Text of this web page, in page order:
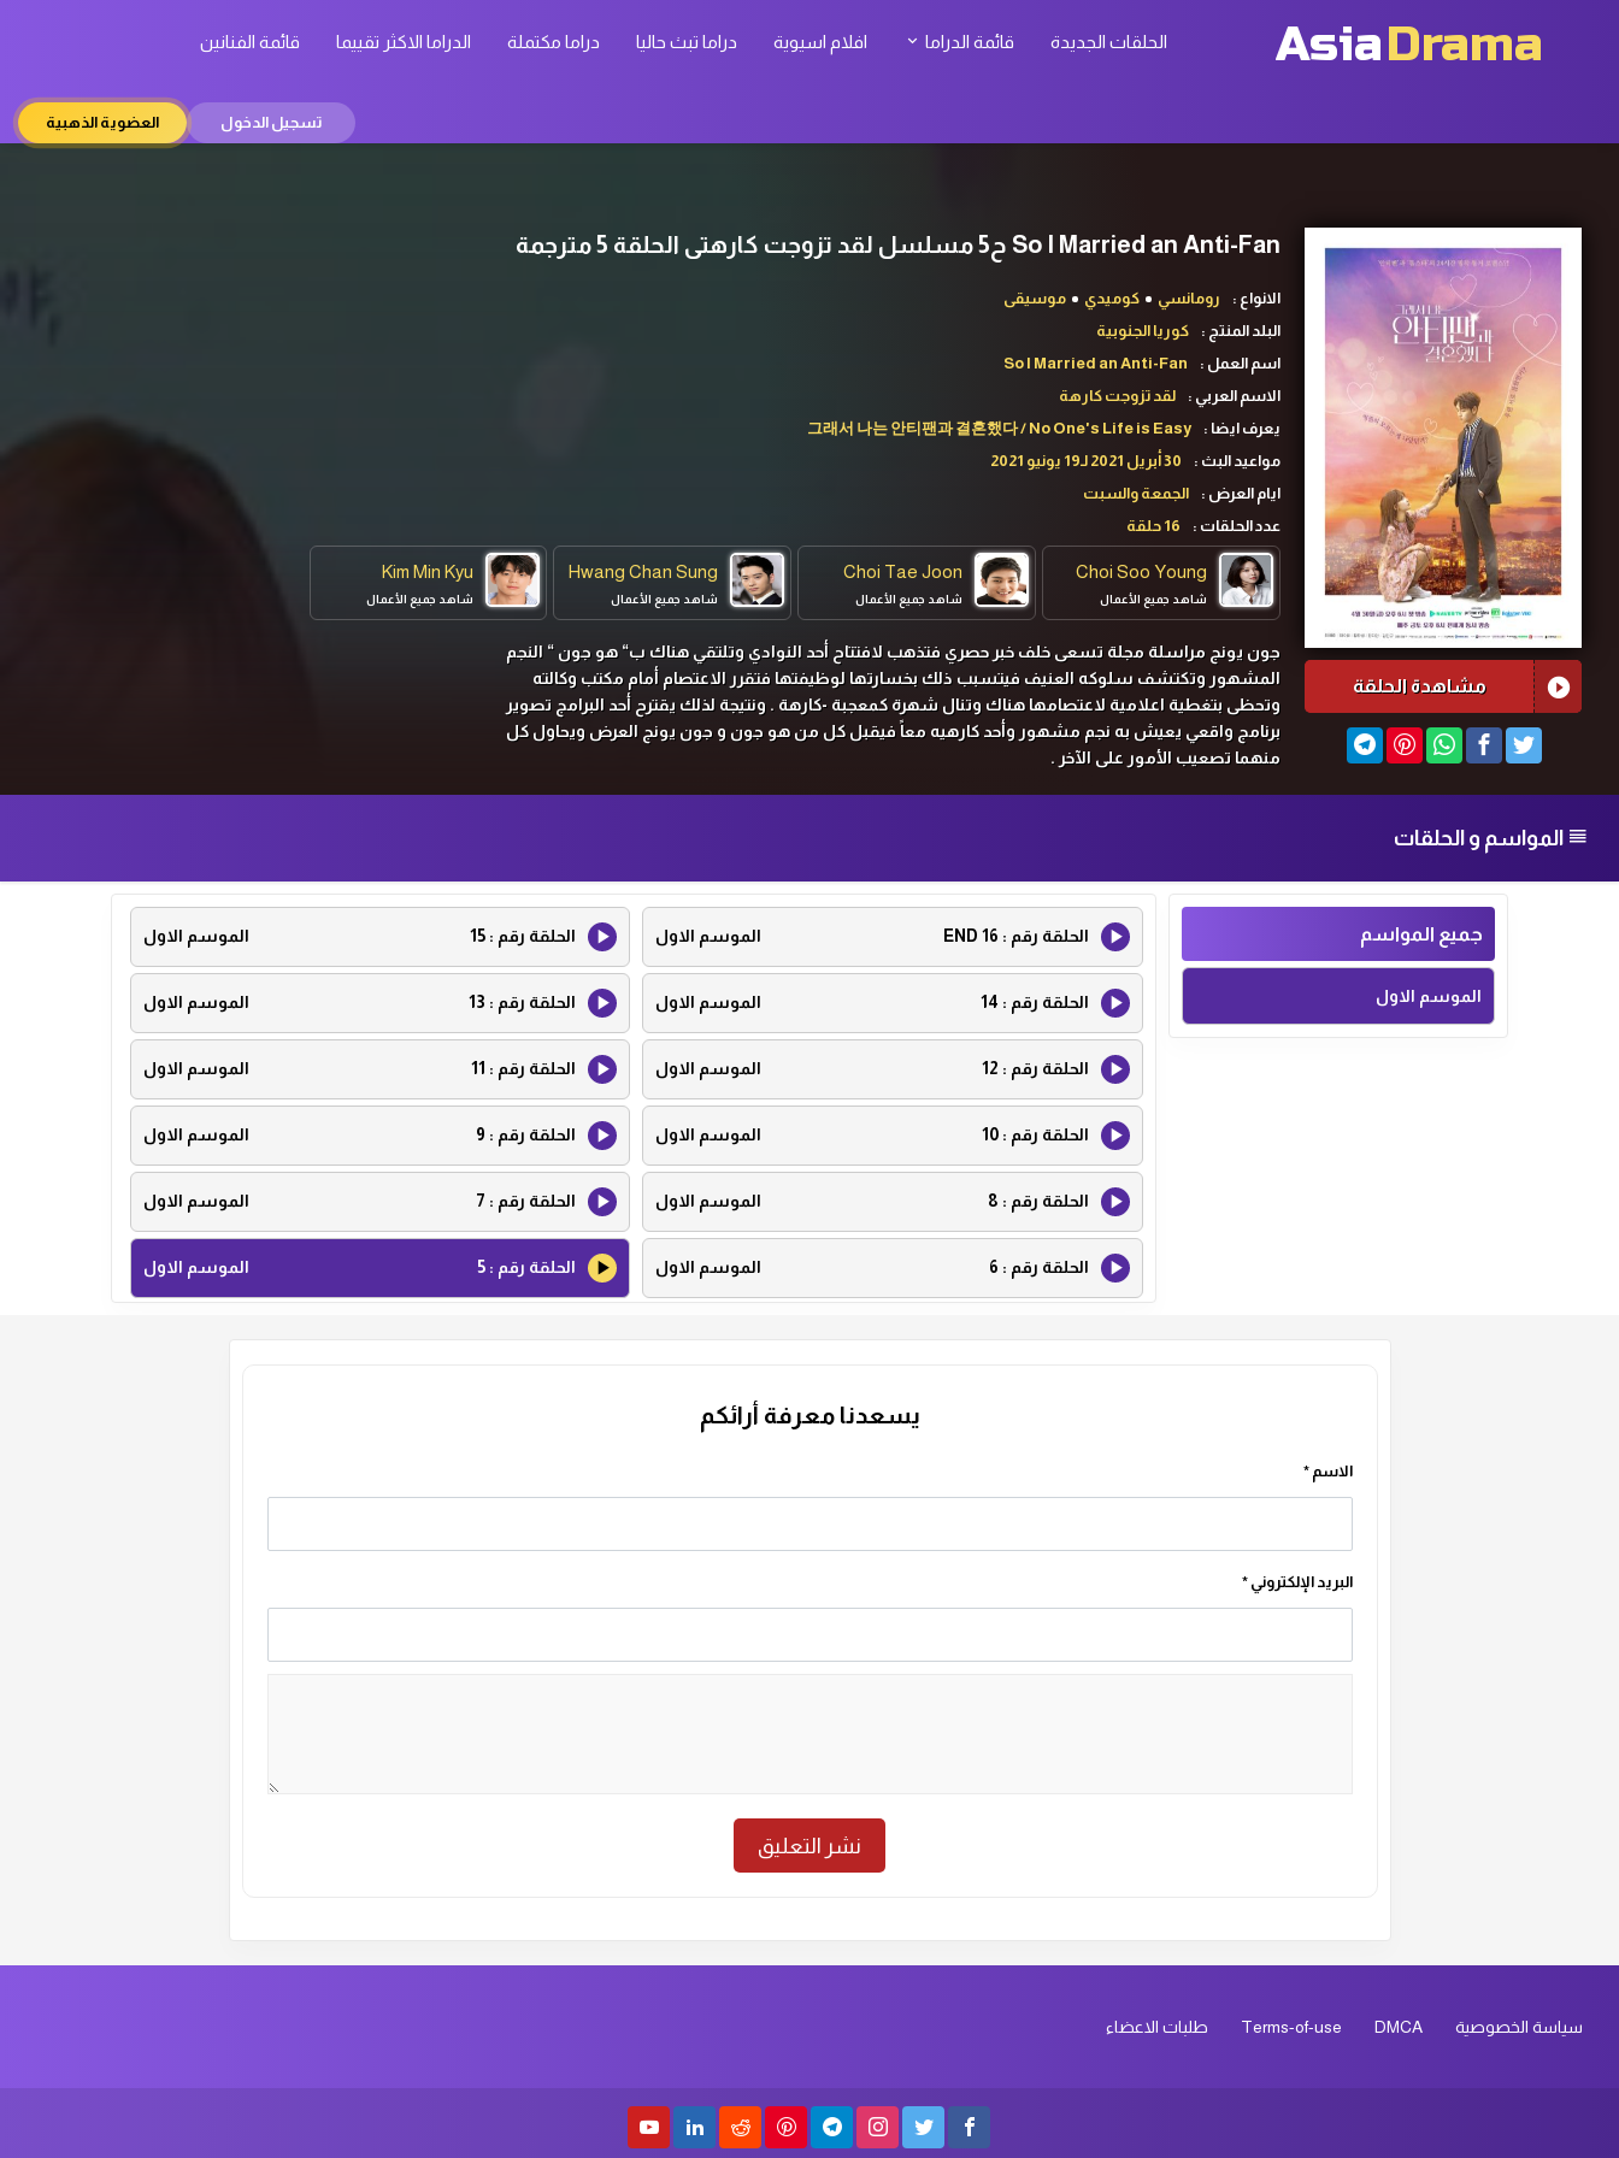
AsiaDrama الحلقات الجديدة قائمة الدراما افلام اسيوية دراما تبث حاليا دراما مكتملة الدراما الاكثر تقييما قائمة الفنانين
تسجيل الدخول العضوية الذهبية
مشاهدة الحلقة
So I Married an Anti-Fan ح5 مسلسل ‏لقد تزوجت كارهتى الحلقة 5 مترجمة
الانواع : رومانسي كوميدي
موسيقى
البلد المنتج :
كوريا الجنوبية
اسم العمل :
So I Married an Anti-Fan
الاسم العربي :
لقد تزوجت كارهة
يعرف ايضا :
그래서 나는 안티팬과 결혼했다 / No One's Life is Easy
مواعيد البث :
30 أبريل 2021 لـ19 يونيو 2021
ايام العرض :
الجمعة والسبت
عدد الحلقات :
16 حلقة
Choi Soo Young
شاهد جميع الأعمال
Choi Tae Joon
شاهد جميع الأعمال
Hwang Chan Sung
شاهد جميع الأعمال
Kim Min Kyu
شاهد جميع الأعمال
جون يونج مراسلة مجلة تسعى خلف خبر حصري فتذهب لافتتاح أحد النوادي وتلتقي هناك ب“ هو جون “ النجم
المشهور وتكتشف سلوكه العنيف فيتسبب ذلك بخسارتها لوظيفتها فتقرر الاعتصام أمام مكتب وكالته
وتحظى بتغطية اعلامية لاعتصامها هناك وتنال شهرة كمعجبة -كارهة . ونتيجة لذلك يقترح أحد البرامج تصوير
برنامج واقعي يعيش به نجم مشهور وأحد كارهيه معاً فيقبل كل من هو جون و جون يونج العرض ويحاول كل
منهما تصعيب الأمور على الآخر .
المواسم و الحلقات
جميع المواسم
الموسم الاول
الحلقة رقم : 16 END الموسم الاول الحلقة رقم : 15 الموسم الاول
الحلقة رقم : 14 الموسم الاول الحلقة رقم : 13 الموسم الاول
الحلقة رقم : 12 الموسم الاول الحلقة رقم : 11 الموسم الاول
الحلقة رقم :10 الموسم الاول الحلقة رقم : 9 الموسم الاول
الحلقة رقم : 8 الموسم الاول الحلقة رقم : 7 الموسم الاول
الحلقة رقم : 6 الموسم الاول الحلقة رقم : 5 الموسم الاول
الموسم الاول
يسعدنا معرفة أرائكم
الاسم*
البريد الإلكتروني*
سياسة الخصوصية DMCA
Terms-of-use طلبات الاعضاء